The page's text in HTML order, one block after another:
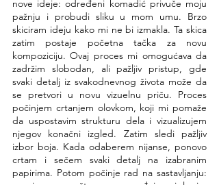
nove ideje: određeni komadić privuče moju
pažnju i probudi sliku u mom umu. Brzo
skiciram ideju kako mi ne bi izmakla. Ta skica
zatim postaje početna tačka za novu
kompoziciju. Ovaj proces mi omogućava da
zadržim slobodan, ali pažljiv pristup, gde
svaki detalj iz svakodnevnog života može da
se pretvori u novu vizuelnu priču. Proces
počinjem crtanjem olovkom, koji mi pomaže
da uspostavim strukturu dela i vizualizujem
njegov konačni izgled. Zatim sledi pažljiv
izbor boja. Kada odaberem nijanse, ponovo
crtam i sečem svaki detalj na izabranim
papirima. Potom počinje rad na sastavljanju: